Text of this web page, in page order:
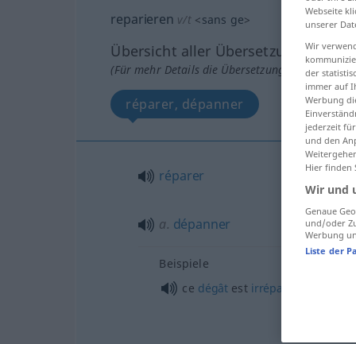
reparieren v/t <sans ge>
Übersicht aller Übersetzungen
(Für mehr Details die Übersetzung anklicken/
réparer, dépanner
réparer
a. dépanner
Beispiele
ce dégât est irréparable
Webseite
unserer
Wir
der
immer auf
Werbung
jederzeit
und den
Hier finden
Wir und
Genaue
und/oder
Werbung
Liste der